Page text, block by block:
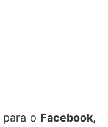
para o Facebook,